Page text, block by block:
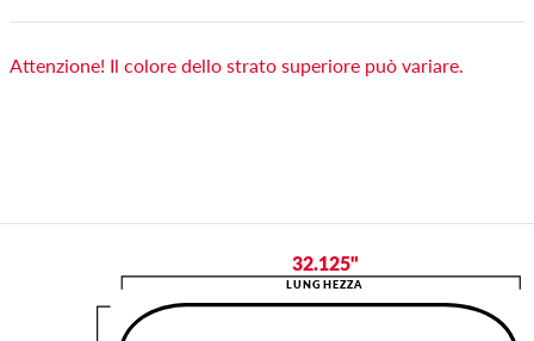
Attenzione! Il colore dello strato superiore può variare.
32.125"
LUNGHEZZA